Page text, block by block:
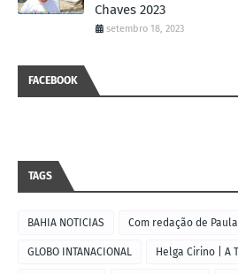
Chaves 2023
setembro 18, 2023
FACEBOOK
TAGS
BAHIA NOTICIAS Com redação de Paula
GLOBO INTANACIONAL Helga Cirino | A